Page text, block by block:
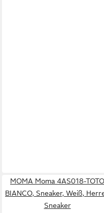
MOMA Moma 4AS018-TOTO
BIANCO, Sneaker, Weiß,
Sneaker